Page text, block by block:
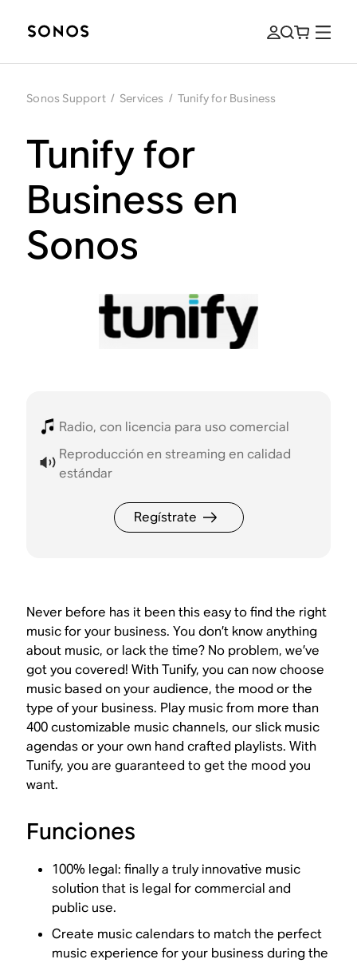
Sonos Support / Services / Tunify for Business
Tunify for
Business en
Sonos
Radio, con licencia para uso comercial
Reproducción en streaming en calidad
estándar
Regístrate
Never before has it been this easy to find the right
music for your business. You don’t know anything
about music, or lack the time? No problem, we’ve
got you covered! With Tunify, you can now choose
music based on your audience, the mood or the
type of your business. Play music from more than
400 customizable music channels, our slick music
agendas or your own hand crafted playlists. With
Tunify, you are guaranteed to get the mood you
want.
Funciones
100% legal: finally a truly innovative music
solution that is legal for commercial and
public use.
Create music calendars to match the perfect
music experience for your business during the